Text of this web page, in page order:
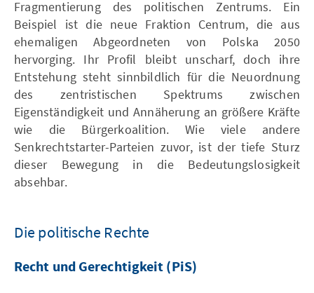
Fragmentierung des politischen Zentrums. Ein
Beispiel ist die neue Fraktion Centrum, die aus
ehemaligen Abgeordneten von Polska 2050
hervorging. Ihr Profil bleibt unscharf, doch ihre
Entstehung steht sinnbildlich für die Neuordnung
des zentristischen Spektrums zwischen
Eigenständigkeit und Annäherung an größere Kräfte
wie die Bürgerkoalition. Wie viele andere
Senkrechtstarter-Parteien zuvor, ist der tiefe Sturz
dieser Bewegung in die Bedeutungslosigkeit
absehbar.
Die politische Rechte
Recht und Gerechtigkeit (PiS)